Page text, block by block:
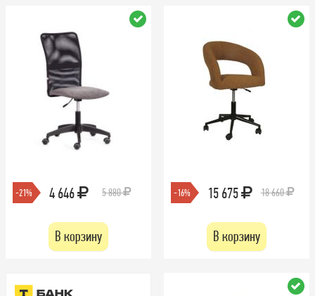
-21% 4 646 5 880
В корзину
-16% 15 675 18 660
В корзину